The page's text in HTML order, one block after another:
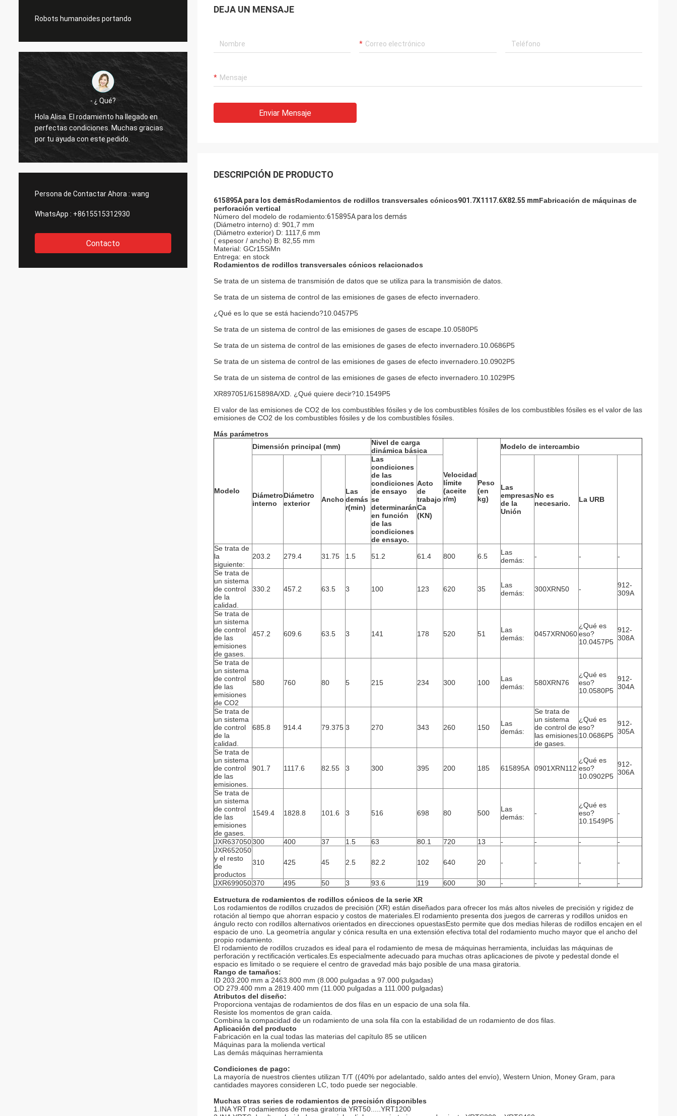
Robots humanoides portando
- ¿ Qué?
Hola Alisa. El rodamiento ha llegado en
perfectas condiciones. Muchas gracias
por tu ayuda con este pedido.
Hola Alisa: Ha sido ensamblado y está
Persona de Contactar Ahora : wang
WhatsApp : +8615515312930
Contacto
DEJA UN MENSAJE
Enviar Mensaje
DESCRIPCIÓN DE PRODUCTO
615895A para los demásRodamientos de rodillos transversales cónicos901.7X1117.6X82.55 mmFabricación de máquinas de
perforación vertical
Número del modelo de rodamiento:615895A para los demás
(Diámetro interno) d: 901,7 mm
(Diámetro exterior) D: 1117,6 mm
( espesor / ancho) B: 82,55 mm
Material: GCr15SiMn
Entrega: en stock
Rodamientos de rodillos transversales cónicos relacionados
Se trata de un sistema de transmisión de datos que se utiliza para la transmisión de datos.
Se trata de un sistema de control de las emisiones de gases de efecto invernadero.
¿Qué es lo que se está haciendo?10.0457P5
Se trata de un sistema de control de las emisiones de gases de escape.10.0580P5
Se trata de un sistema de control de las emisiones de gases de efecto invernadero.10.0686P5
Se trata de un sistema de control de las emisiones de gases de efecto invernadero.10.0902P5
Se trata de un sistema de control de las emisiones de gases de efecto invernadero.10.1029P5
XR897051/615898A/XD. ¿Qué quiere decir?10.1549P5
El valor de las emisiones de CO2 de los combustibles fósiles y de los combustibles fósiles de los combustibles fósiles es el valor de las
emisiones de CO2 de los combustibles fósiles y de los combustibles fósiles.
Más parámetros
Modelo
Dimensión principal (mm)
Nivel de carga
dinámica básica
Velocidad
límite
(aceite
r/m)
Peso
(en
kg)
Modelo de intercambio
Diámetro
interno
Diámetro
exterior
Ancho
Las
demás
r(min)
Las
condiciones
de las
condiciones
de ensayo
se
determinarán
en función
de las
condiciones
de ensayo.
Acto
de
trabajo
Ca
(KN)
Las
empresas
de la
Unión
No es
necesario.
La URB
Se trata de
la
siguiente:
203.2 279.4 31.75 1.5 51.2 61.4 800 6.5
Las
demás:
- - -
Se trata de
un sistema
de control
de la
calidad.
330.2 457.2 63.5 3 100 123 620 35
Las
demás:
300XRN50 -
912-
309A
Se trata de
un sistema
de control
de las
emisiones
de gases.
457.2 609.6 63.5 3 141 178 520 51
Las
demás:
0457XRN060
¿Qué es
eso?
10.0457P5
912-
308A
Se trata de
un sistema
de control
de las
emisiones
de CO2
580 760 80 5 215 234 300 100
Las
demás:
580XRN76
¿Qué es
eso?
10.0580P5
912-
304A
Se trata de
un sistema
de control
de la
calidad.
685.8 914.4 79.375 3 270 343 260 150
Las
demás:
Se trata de
un sistema
de control de
las emisiones
de gases.
¿Qué es
eso?
10.0686P5
912-
305A
Se trata de
un sistema
de control
de las
emisiones.
901.7 1117.6 82.55 3 300 395 200 185 615895A 0901XRN112
¿Qué es
eso?
10.0902P5
912-
306A
Se trata de
un sistema
de control
de las
emisiones
de gases.
1549.4 1828.8 101.6 3 516 698 80 500
Las
demás:
-
¿Qué es
eso?
10.1549P5
-
JXR637050300 400 37 1.5 63 80.1 720 13 - - -
-
JXR652050
y el resto
de
productos
310 425 45 2.5 82.2 102 640 20 - - - -
JXR699050370 495 50 3 93.6 119 600 30 - - - -
Estructura de rodamientos de rodillos cónicos de la serie XR
Los rodamientos de rodillos cruzados de precisión (XR) están diseñados para ofrecer los más altos niveles de precisión y rigidez de
rotación al tiempo que ahorran espacio y costos de materiales.El rodamiento presenta dos juegos de carreras y rodillos unidos en
ángulo recto con rodillos alternativos orientados en direcciones opuestasEsto permite que dos medias hileras de rodillos encajen en el
espacio de uno. La geometría angular y cónica resulta en una extensión efectiva total del rodamiento mucho mayor que el ancho del
propio rodamiento.
El rodamiento de rodillos cruzados es ideal para el rodamiento de mesa de máquinas herramienta, incluidas las máquinas de
perforación y rectificación verticales.Es especialmente adecuado para muchas otras aplicaciones de pivote y pedestal donde el
espacio es limitado o se requiere el centro de gravedad más bajo posible de una masa giratoria.
Rango de tamaños:
ID 203.200 mm a 2463.800 mm (8.000 pulgadas a 97.000 pulgadas)
OD 279.400 mm a 2819.400 mm (11.000 pulgadas a 111.000 pulgadas)
Atributos del diseño:
Proporciona ventajas de rodamientos de dos filas en un espacio de una sola fila.
Resiste los momentos de gran caída.
Combina la compacidad de un rodamiento de una sola fila con la estabilidad de un rodamiento de dos filas.
Aplicación del producto
Fabricación en la cual todas las materias del capítulo 85 se utilicen
Máquinas para la molienda vertical
Las demás máquinas herramienta
Condiciones de pago:
La mayoría de nuestros clientes utilizan T/T ((40% por adelantado, saldo antes del envío), Western Union, Money Gram, para
cantidades mayores consideren LC, todo puede ser negociable.
Muchas otras series de rodamientos de precisión disponibles
1.INA YRT rodamientos de mesa giratoria YRT50.....YRT1200